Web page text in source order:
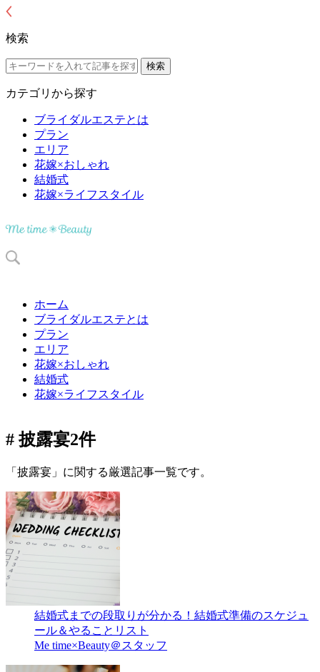
検索
カテゴリから探す
ブライダルエステとは
プラン
エリア
花嫁×おしゃれ
結婚式
花嫁×ライフスタイル
ホーム
ブライダルエステとは
プラン
エリア
花嫁×おしゃれ
結婚式
花嫁×ライフスタイル
# 披露宴2件
「披露宴」に関する厳選記事一覧です。
結婚式までの段取りが分かる！結婚式準備のスケジュ
ール＆やることリスト
Me time×Beauty＠スタッフ